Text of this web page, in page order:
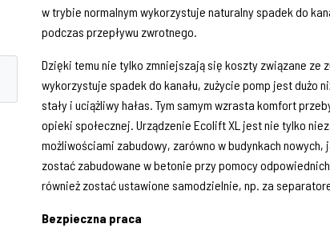
w trybie normalnym wykorzystuje naturalny spadek do
podczas przepływu zwrotnego.
Dzięki temu nie tylko zmniejszają się koszty związane ze
wykorzystuje spadek do kanału, zużycie pomp jest dużo
stały i uciążliwy hałas. Tym samym wzrasta komfort
opieki społecznej. Urządzenie Ecolift XL jest nie tylko
możliwościami zabudowy, zarówno w budynkach
zostać zabudowane w betonie przy pomocy
również zostać ustawione samodzielnie, np. za
Bezpieczna praca